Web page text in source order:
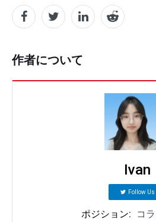
作者について
Ivan
Follow Us
ポジション:
コ